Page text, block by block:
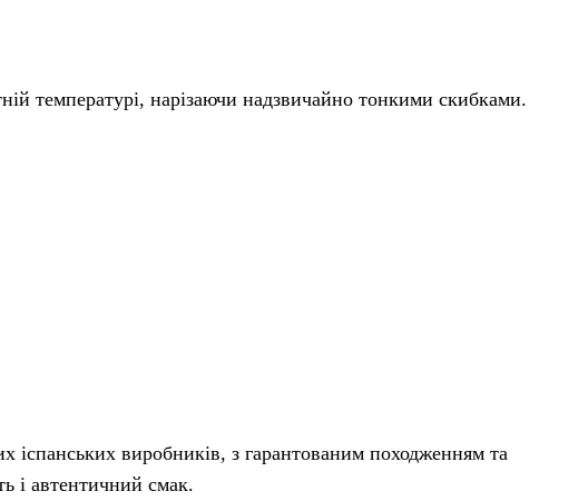
температурі, нарізаючи надзвичайно тонкими скибками.
виробників, з гарантованим походженням та
і автентичний смак.